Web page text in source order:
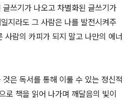
쓰기가 나오고 차별화된 글쓰기가
지라도 그 사람은 나를 발전시켜주
사람의 카피가 되지 말고 나만의 에너
은 독서를 통해 이룰 수 있는 정신적
로 책을 읽어 나가며 깨달음의 빛이